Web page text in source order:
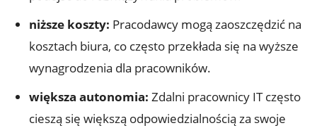
niższe koszty: Pracodawcy mogą zaoszczędzić na
kosztach​ biura, co często przekłada się‌ na wyższe
wynagrodzenia dla pracowników.
większa​ autonomia: Zdalni pracownicy IT często
cieszą się większą odpowiedzialnością ​za swoje